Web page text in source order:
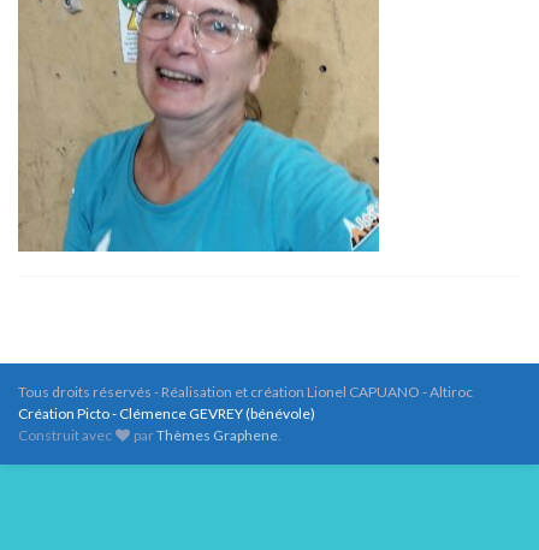
Tous droits réservés - Réalisation et création Lionel CAPUANO - Altiroc
Création Picto - Clémence GEVREY (bénévole)
Construit avec
parThèmes Graphene